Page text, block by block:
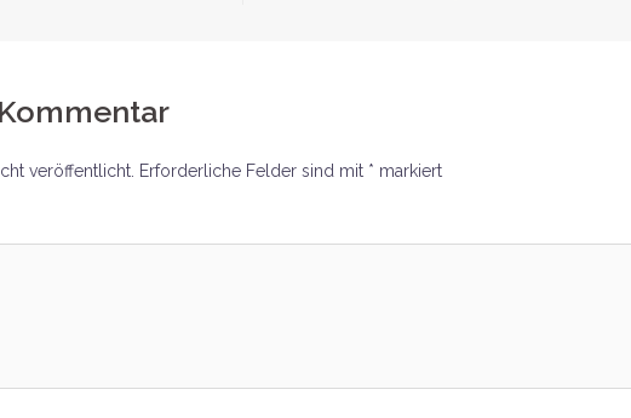
veröffentlicht. Erforderliche Felder sind mit * markiert